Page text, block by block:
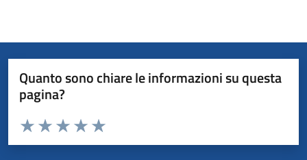
Quanto sono chiare le informazioni su questa
pagina?
Valuta da 1 a 5 stelle la pagina
Valuta 5 stelle su 5
Valuta 4 stelle su 5
Valuta 3 stelle su 5
Valuta 2 stelle su 5
Valuta 1 stelle su 5